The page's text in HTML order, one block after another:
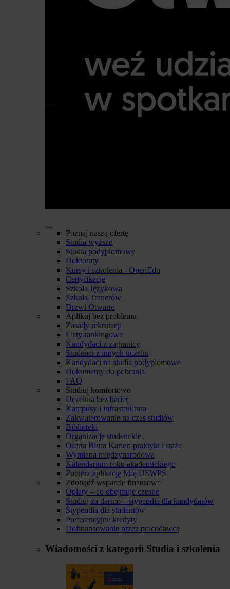
Poznaj naszą ofertę
Studia wyższe
Studia podyplomowe
Doktoraty
Kursy i szkolenia - OpenEdu
Certyfikacje
Szkoła Językowa
Szkoła Trenerów
Drzwi Otwarte
Aplikuj bez problemu
Zasady rekrutacji
Listy rankingowe
Kandydaci z zagranicy
Studenci z innych uczelni
Kandydaci na studia podyplomowe
Dokumenty do pobrania
FAQ
Studiuj komfortowo
Uczelnia bez barier
Kampusy i infrastruktura
Zakwaterowanie na czas studiów
Biblioteki
Organizacje studenckie
Oferta Biura Karier: praktyki i staże
Wymiana międzynarodowa
Kalendarium roku akademickiego
Pobierz aplikację Mój USWPS
Zdobądź wsparcie finansowe
Opłaty – co obejmuje czesne
Studiuj za darmo – stypendia dla kandydatów
Stypendia dla studentów
Preferencyjne kredyty
Dofinansowanie przez pracodawcę
Wiadomości z kategorii Studia i szkolenia